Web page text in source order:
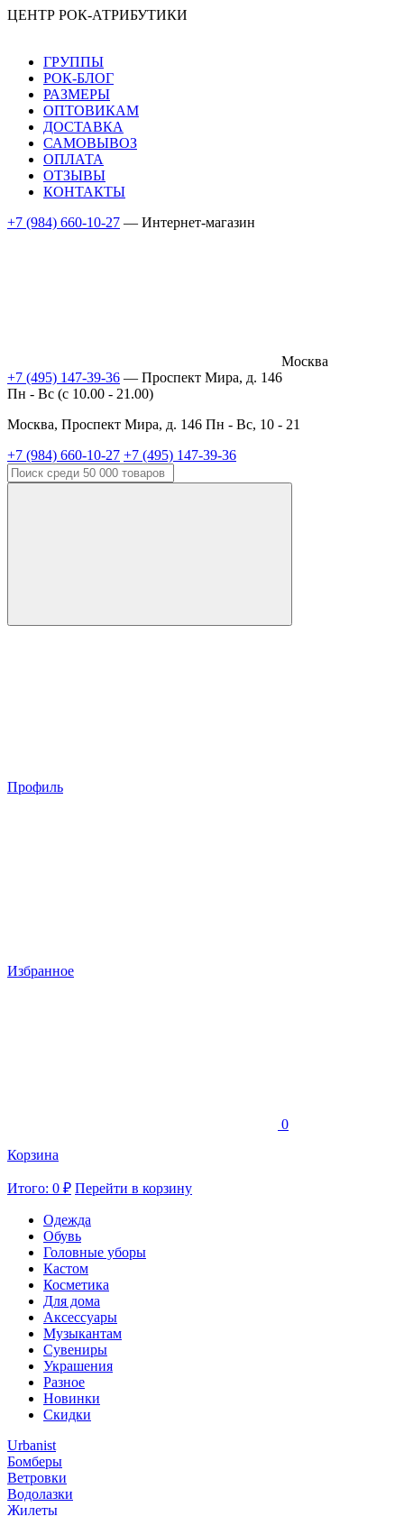
ЦЕНТР РОК-АТРИБУТИКИ
ГРУППЫ
РОК-БЛОГ
РАЗМЕРЫ
ОПТОВИКАМ
ДОСТАВКА
САМОВЫВОЗ
ОПЛАТА
ОТЗЫВЫ
КОНТАКТЫ
+7 (984) 660-10-27 — Интернет-магазин
Москва
+7 (495) 147-39-36 — Проспект Мира, д. 146
Пн - Вс (c 10.00 - 21.00)
Москва, Проспект Мира, д. 146 Пн - Вс, 10 - 21
+7 (984) 660-10-27 +7 (495) 147-39-36
Профиль
Избранное
0
Корзина
Итого: 0 ₽ Перейти в корзину
Одежда
Обувь
Головные уборы
Кастом
Косметика
Для дома
Аксессуары
Музыкантам
Сувениры
Украшения
Разное
Новинки
Скидки
Urbanist
Бомберы
Ветровки
Водолазки
Жилеты